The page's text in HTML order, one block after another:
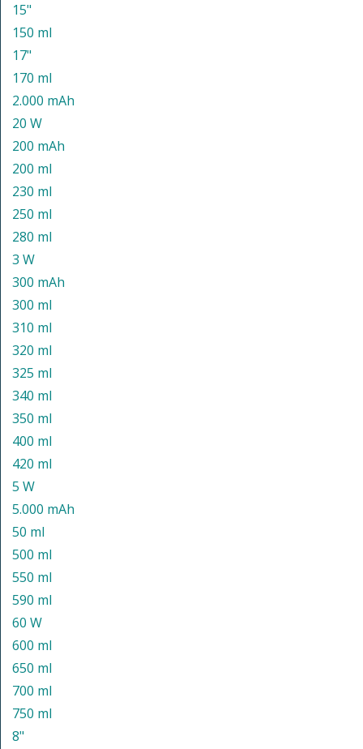
15"
150 ml
17"
170 ml
2.000 mAh
20 W
200 mAh
200 ml
230 ml
250 ml
280 ml
3 W
300 mAh
300 ml
310 ml
320 ml
325 ml
340 ml
350 ml
400 ml
420 ml
5 W
5.000 mAh
50 ml
500 ml
550 ml
590 ml
60 W
600 ml
650 ml
700 ml
750 ml
8"